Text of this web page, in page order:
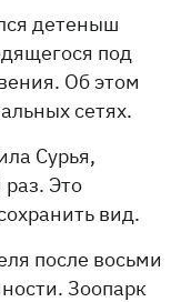
детеныш
под
Об этом
сетях.
Сурья,
Это
вид.
после восьми
Зоопарк